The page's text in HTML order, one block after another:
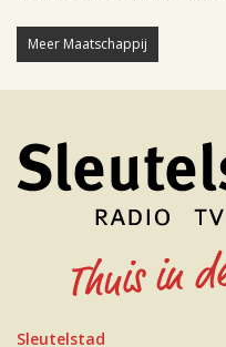
Meer Maatschappij
Sleutelstad